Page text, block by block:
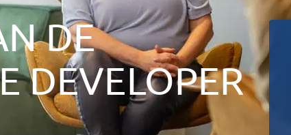
DE
DEVELOPER